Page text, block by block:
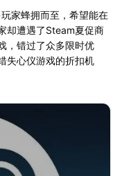
家蜂拥而至，希望能在
却遭遇了Steam夏促商
，错过了众多限时优
失心仪游戏的折扣机